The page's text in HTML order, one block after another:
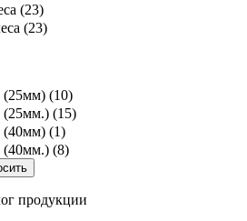
(23)
(23)
(25мм) (10)
(25мм.) (15)
(40мм) (1)
(40мм.) (8)
продукции